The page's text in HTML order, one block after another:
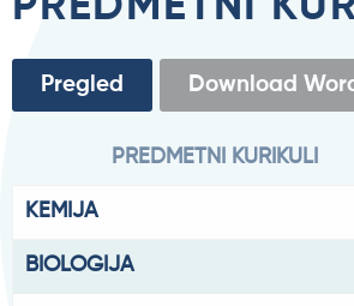
Primary
tabs
Pregled
(aktivni
tab)
Download
PREDMETNI KURIKULI
KEMIJA
BIOLOGIJA